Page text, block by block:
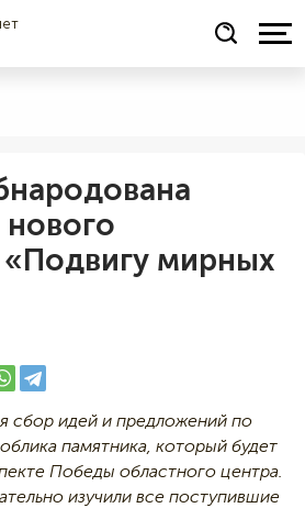
«Подвигу мирных
сбор идей и предложений по
памятника, который будет
Победы областного центра.
изучили все поступившие